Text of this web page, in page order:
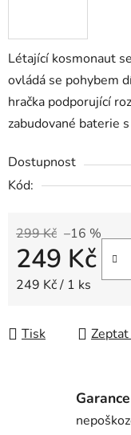
Létající kosmonaut
ovládá se pohybem
hračka podporující
zabudované baterie
Dostupnost
Kód:
299 Kč –16 %
249 Kč
Měrná cena:
249 Kč / 1 ks
Tisk Zeptat